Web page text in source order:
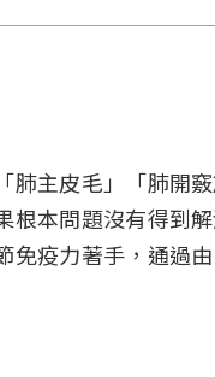
肺主皮毛」「肺開
本問題沒有得到
疫力著手，通過